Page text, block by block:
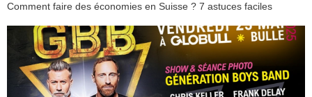
Comment faire des économies en Suisse ? 7 astuces faciles